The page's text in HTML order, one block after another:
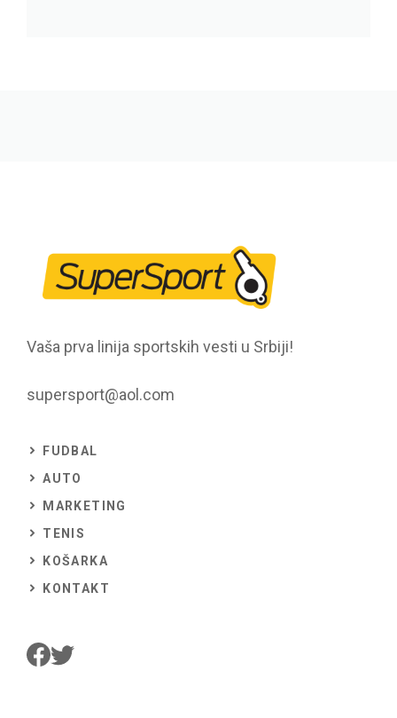
Vaša prva linija sportskih vesti u Srbiji!
supersport@aol.com
FUDBAL
AUTO
MARKETING
TENIS
KOŠARKA
KONTAKT